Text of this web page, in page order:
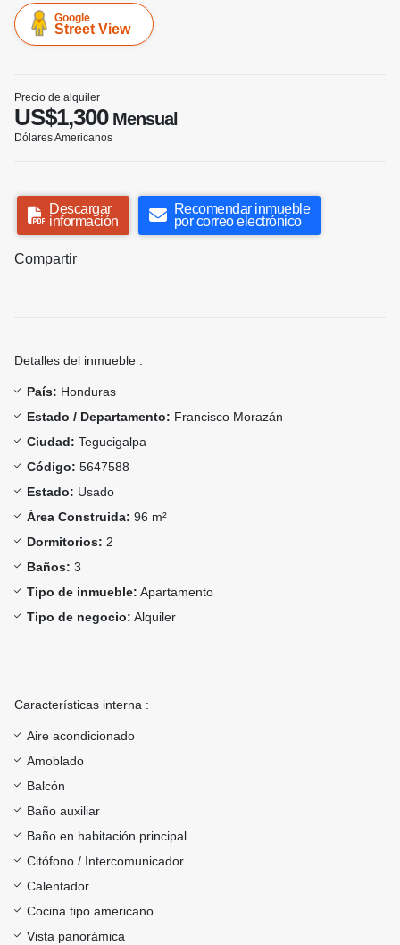
Google
Street View
Precio de alquiler
US$1,300Mensual
Dólares Americanos
Descargar
información
Recomendar inmueble
por correo electrónico
Compartir
Detalles del inmueble :
País: Honduras
Estado / Departamento: Francisco Morazán
Ciudad: Tegucigalpa
Código: 5647588
Estado: Usado
Área Construida: 96 m²
Dormitorios: 2
Baños: 3
Tipo de inmueble: Apartamento
Tipo de negocio: Alquiler
Características interna :
Aire acondicionado
Amoblado
Balcón
Baño auxiliar
Baño en habitación principal
Citófono / Intercomunicador
Calentador
Cocina tipo americano
Vista panorámica